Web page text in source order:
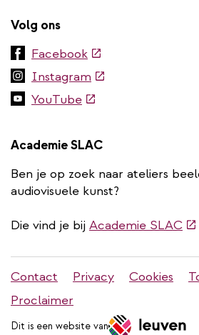
Volg ons
Facebook(externe
link)
Instagram (externe
link)
YouTube(externe
Academie SLAC
Ben je op zoek naar ateliers
audiovisuele kunst?
Die vind je bij Academie SLAC
Stadleuven
footer
menu
Contact Privacy Cookies
Proclaimer
Dit is een website van